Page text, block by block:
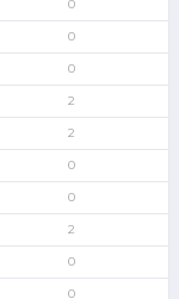
0
0
0
2
2
0
0
2
0
0